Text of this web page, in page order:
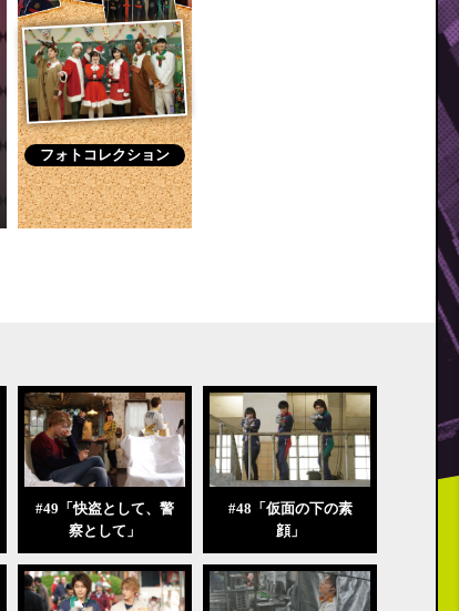
フォトコレクション
#49「快盗として、警
察として」
#48「仮面の下の素
顔」